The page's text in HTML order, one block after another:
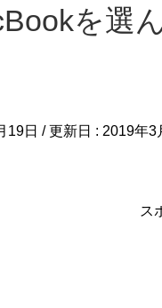
を選
19日 / 更新日 : 2019年3
ス